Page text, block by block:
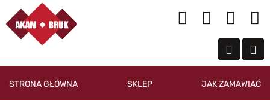
STRONA GŁÓWNA SKLEP JAK ZAMAWIAĆ